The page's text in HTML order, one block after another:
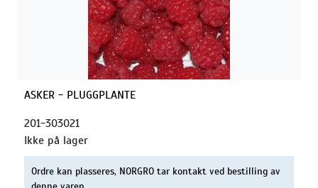
ASKER - PLUGGPLANTE
201-303021
Ikke på lager
Ordre kan plasseres, NORGRO tar kontakt ved bestilling av